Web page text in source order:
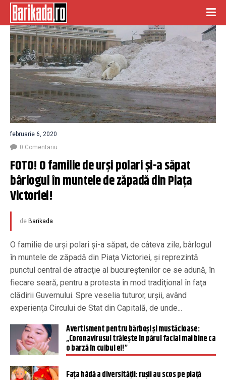
februarie 6, 2020
0 Comentariu
FOTO! O familie de urşi polari şi-a săpat
bârlogul în muntele de zăpadă din Piaţa
Victoriei!
de Barikada
O familie de urşi polari şi-a săpat, de câteva zile, bârlogul
în muntele de zăpadă din Piaţa Victoriei, şi reprezintă
punctul central de atracţie al bucureştenilor ce se adună, în
fiecare seară, pentru a protesta în mod tradiţional în faţa
clădirii Guvernului. Spre veselia tuturor, urşii, având
experienţa Circului de Stat din Capitală, de unde...
Avertisment pentru bărboși și mustăcioase:
„Coronavirusul trăiește în părul facial mai bine ca
o barză în cuibul ei!”
Fața hâdă a diversității: rușii au scos pe piață